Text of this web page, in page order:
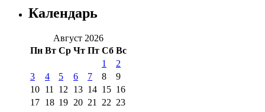
Календарь
Август 2026
Пн Вт Ср Чт Пт Сб Вс
1
2
3
4 5 6 7 8
9
10 11 12 13 14 15 16
17 18 19 20 21 22 23